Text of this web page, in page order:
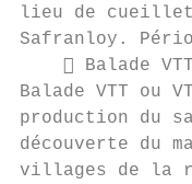
lieu de
Safranloy.
 Balade
Balade VTT ou
production du
découverte du
villages de la